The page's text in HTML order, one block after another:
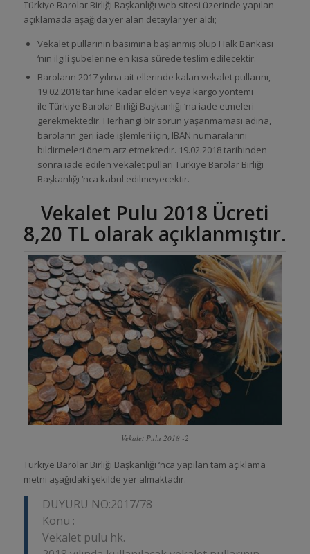
Türkiye Barolar Birliği Başkanlığı web sitesi üzerinde yapılan
açıklamada aşağıda yer alan detaylar yer aldı;
Vekalet pullarının basımına başlanmış olup Halk Bankası
‘nın ilgili şubelerine en kısa sürede teslim edilecektir.
Baroların 2017 yılına ait ellerinde kalan vekalet pullarını,
19.02.2018 tarihine kadar elden veya kargo yöntemi
ile Türkiye Barolar Birliği Başkanlığı ‘na iade etmeleri
gerekmektedir. Herhangi bir sorun yaşanmaması adına,
baroların geri iade işlemleri için, IBAN numaralarını
bildirmeleri önem arz etmektedir. 19.02.2018 tarihinden
sonra iade edilen vekalet pulları Türkiye Barolar Birliği
Başkanlığı ‘nca kabul edilmeyecektir.
Vekalet Pulu 2018 Ücreti
8,20 TL olarak açıklanmıştır.
Vekalet Pulu 2018 -2
Türkiye Barolar Birliği Başkanlığı ‘nca yapılan tam açıklama
metni aşağıdaki şekilde yer almaktadır.
DUYURU NO:2017/78
Konu :
Vekalet pulu hk.